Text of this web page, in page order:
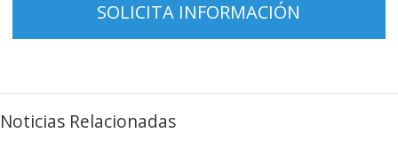
Noticias Relacionadas